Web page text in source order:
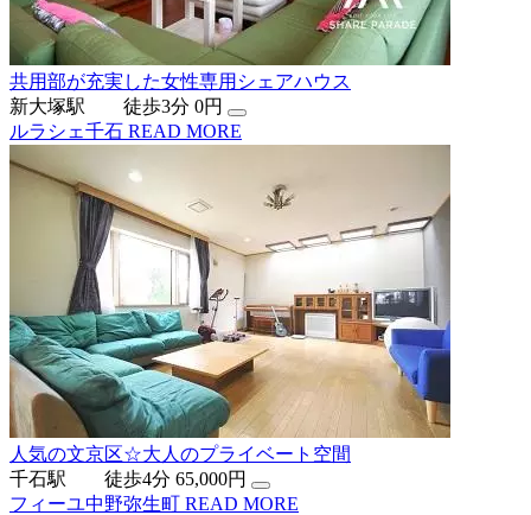
共用部が充実した女性専用シェアハウス
新大塚駅 徒歩3分 0円
ルラシェ千石 READ MORE
人気の文京区☆大人のプライベート空間
千石駅 徒歩4分 65,000円
フィーユ中野弥生町 READ MORE